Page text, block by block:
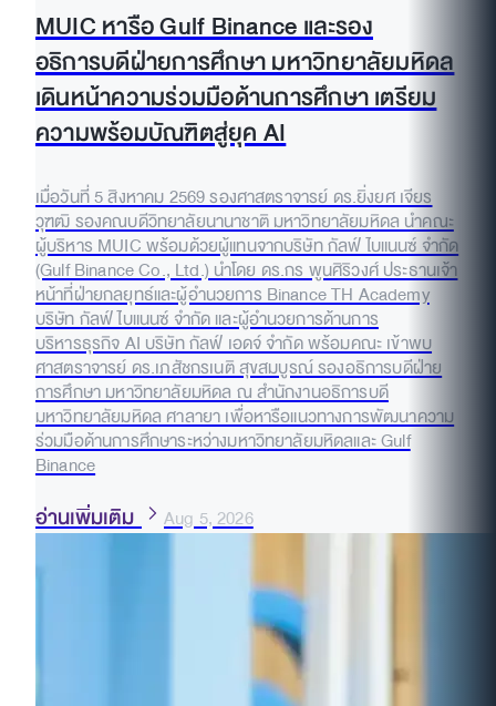
MUIC หารือ Gulf Binance และรอง
อธิการบดีฝ่ายการศึกษา มหาวิทยาลัยมหิดล
เดินหน้าความร่วมมือด้านการศึกษา เตรียม
ความพร้อมบัณฑิตสู่ยุค AI
เมื่อวันที่ 5 สิงหาคม 2569 รองศาสตราจารย์ ดร.ยิ่งยศ เจียร
วุฑฒิ รองคณบดีวิทยาลัยนานาชาติ มหาวิทยาลัยมหิดล นำคณะ
ผู้บริหาร MUIC พร้อมด้วยผู้แทนจากบริษัท กัลฟ์ ไบแนนซ์ จำกัด
(Gulf Binance Co., Ltd.) นำโดย ดร.กร พูนศิริวงศ์ ประธานเจ้า
หน้าที่ฝ่ายกลยุทธ์และผู้อำนวยการ Binance TH Academy
บริษัท กัลฟ์ ไบแนนซ์ จำกัด และผู้อำนวยการด้านการ
บริหารธุรกิจ AI บริษัท กัลฟ์ เอดจ์ จำกัด พร้อมคณะ เข้าพบ
ศาสตราจารย์ ดร.เภสัชกรเนติ สุขสมบูรณ์ รองอธิการบดีฝ่าย
การศึกษา มหาวิทยาลัยมหิดล ณ สำนักงานอธิการบดี
มหาวิทยาลัยมหิดล ศาลายา เพื่อหารือแนวทางการพัฒนาความ
ร่วมมือด้านการศึกษาระหว่างมหาวิทยาลัยมหิดลและ Gulf
Binance
อ่านเพิ่มเติม Aug 5, 2026